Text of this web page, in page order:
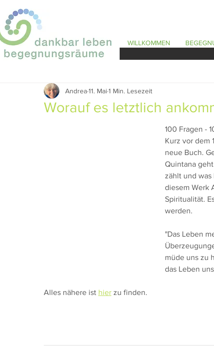
WILLKOMMEN
Worauf es letztlich
Andrea11. Mai1 Min. Lesezeit
100 Fragen -
Kurz vor dem
neue Buch.
Quintana
zählt und
diesem Werk
Spiritualität.
werden.
"Das Leben
müde uns zu
das Leben
Alles nähere ist hier zu finden.